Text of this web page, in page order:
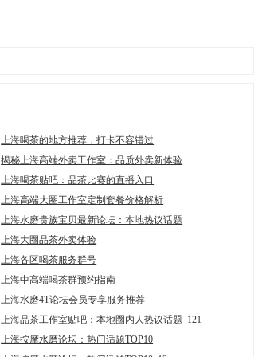
上海喝茶的地方推荐，打卡不容错过
揭秘上海高端外卖工作室：品质外卖新体验
上海喝茶贴吧：品茶比赛的直播入口
上海高端大圈工作室定制套餐价格解析
上海水磨贵族宝贝最新论坛：本地热议话题
上海大圈品茶外卖体验
上海各区喝茶服务群号
上海中高端喝茶群预约指南
上海水磨4T论坛会员专享服务推荐
上海品茶工作室贴吧：本地圈内人热议话题_121
上海按摩水磨论坛：热门话题TOP10